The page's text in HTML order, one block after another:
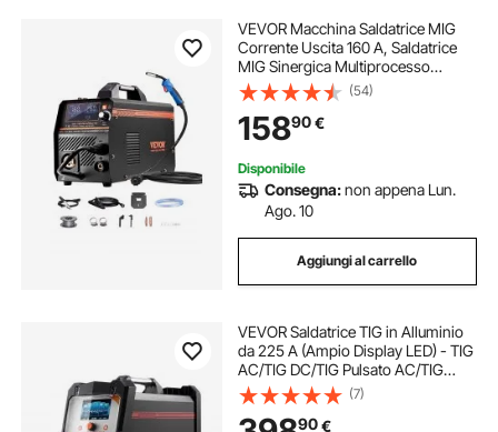
VEVOR Macchina Saldatrice MIG
Corrente Uscita 160 A, Saldatrice
MIG Sinergica Multiprocesso
Portatile Saldatrice MIG Senza Gas
Gas MMA Lift TIG 4 in 1 con
Tecnologia Inverter IGBT, Schermo
LCD
(54)
15890€
Disponibile
Consegna:non appena Lun.
Ago. 10
Aggiungi al carrello
VEVOR Saldatrice TIG in Alluminio
da 225 A (Ampio Display LED) - TIG
AC/TIG DC/TIG Pulsato AC/TIG
Pulsato DC/TIG a Punti/MMA (Stick),
Saldatrice a Doppia Tensione
110/220 V con Inverter IGBT
(7)
90€